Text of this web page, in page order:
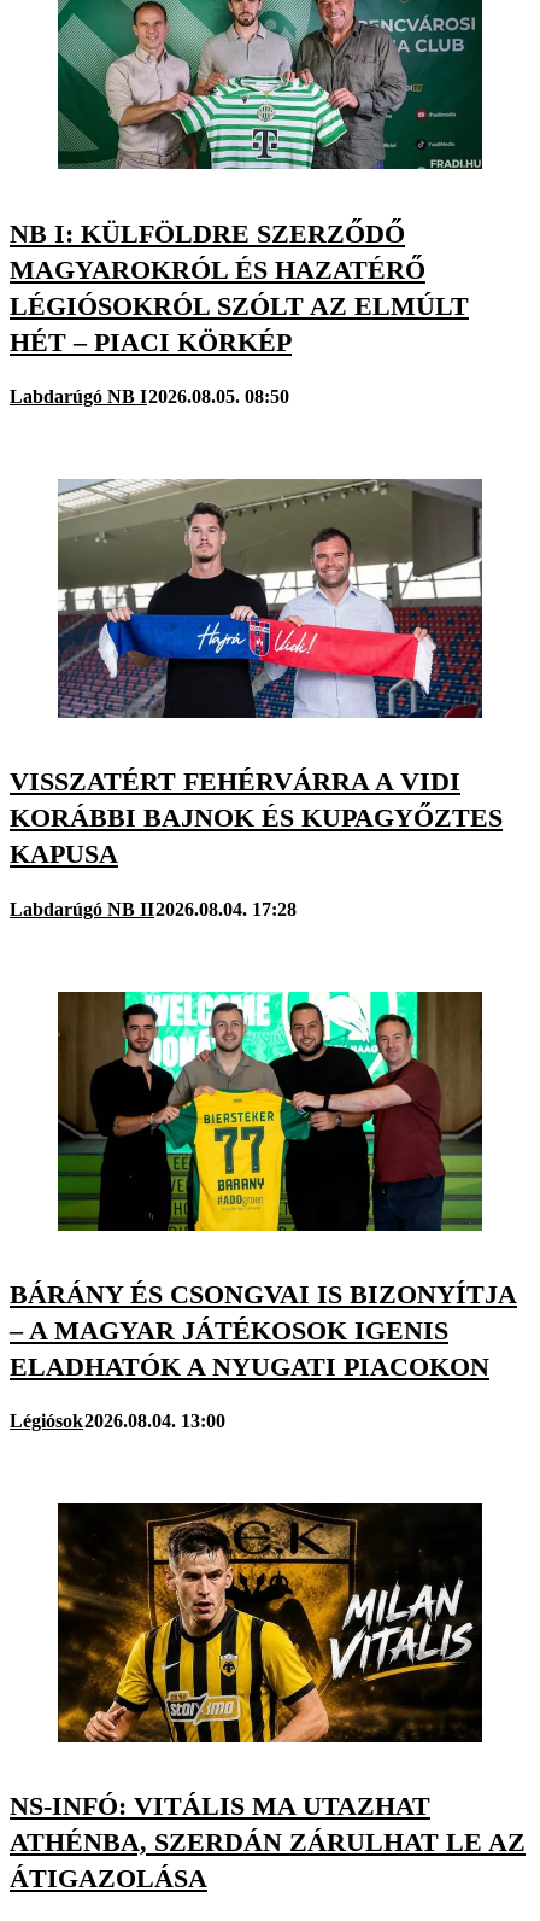
NB I: KÜLFÖLDRE SZERZŐDŐ
MAGYAROKRÓL ÉS HAZATÉRŐ
LÉGIÓSOKRÓL SZÓLT AZ ELMÚLT
HÉT – PIACI KÖRKÉP
Labdarúgó NB I2026.08.05. 08:50
VISSZATÉRT FEHÉRVÁRRA A VIDI
KORÁBBI BAJNOK ÉS KUPAGYŐZTES
KAPUSA
Labdarúgó NB II2026.08.04. 17:28
BÁRÁNY ÉS CSONGVAI IS BIZONYÍTJA
– A MAGYAR JÁTÉKOSOK IGENIS
ELADHATÓK A NYUGATI PIACOKON
Légiósok2026.08.04. 13:00
NS-INFÓ: VITÁLIS MA UTAZHAT
ATHÉNBA, SZERDÁN ZÁRULHAT LE AZ
ÁTIGAZOLÁSA